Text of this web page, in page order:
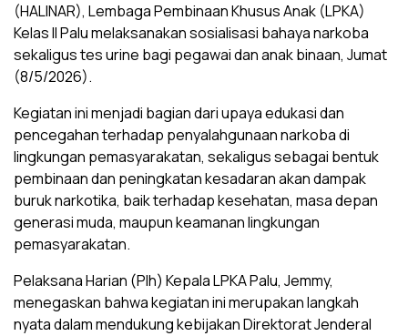
(HALINAR), Lembaga Pembinaan Khusus Anak (LPKA)
Kelas II Palu melaksanakan sosialisasi bahaya narkoba
sekaligus tes urine bagi pegawai dan anak binaan, Jumat
(8/5/2026).
Kegiatan ini menjadi bagian dari upaya edukasi dan
pencegahan terhadap penyalahgunaan narkoba di
lingkungan pemasyarakatan, sekaligus sebagai bentuk
pembinaan dan peningkatan kesadaran akan dampak
buruk narkotika, baik terhadap kesehatan, masa depan
generasi muda, maupun keamanan lingkungan
pemasyarakatan.
Pelaksana Harian (Plh) Kepala LPKA Palu, Jemmy,
menegaskan bahwa kegiatan ini merupakan langkah
nyata dalam mendukung kebijakan Direktorat Jenderal